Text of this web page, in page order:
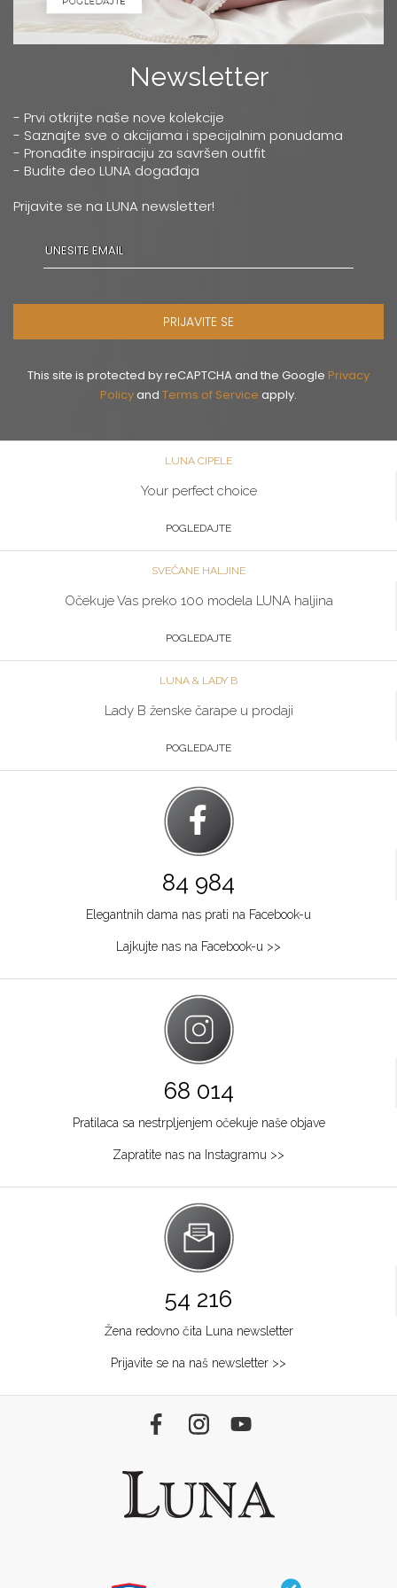
Newsletter
- Prvi otkrijte naše nove kolekcije
- Saznajte sve o akcijama i specijalnim ponudama
- Pronađite inspiraciju za savršen outfit
- Budite deo LUNA događaja
Prijavite se na LUNA newsletter!
PRIJAVITE SE
This site is protected by reCAPTCHA and the Google Privacy
Policyand Terms of Service apply.
LUNA CIPELE
Your perfect choice
POGLEDAJTE
SVEČANE HALJINE
Očekuje Vas preko 100 modela LUNA haljina
POGLEDAJTE
LUNA & LADY B
Lady B ženske čarape u prodaji
POGLEDAJTE
84 984
Elegantnih dama nas prati na Facebook-u
Lajkujte nas na Facebook-u >>
68 014
Pratilaca sa nestrpljenjem očekuje naše objave
Zapratite nas na Instagramu >>
54 216
Žena redovno čita Luna newsletter
Prijavite se na naš newsletter >>